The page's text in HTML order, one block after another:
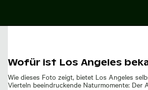
Wofür ist Los Angeles
Wie dieses Foto zeigt, bietet Los Angeles
Vierteln beeindruckende Naturmomente: Der